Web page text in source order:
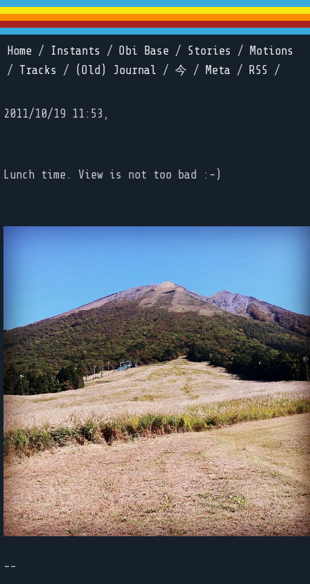
Home / Instants / Obi Base / Stories /
Motions
/ Tracks / (Old) Journal / 今 / Meta / RSS /
2011/10/19 11:53,
Lunch time. View is not too bad :-)
--